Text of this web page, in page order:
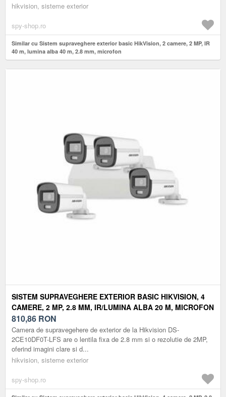
hikvision, sisteme exterior
spy-shop.ro
Similar cu Sistem supraveghere exterior basic HikVision, 2 camere, 2 MP, IR
40 m, lumina alba 40 m, 2.8 mm, microfon
SISTEM SUPRAVEGHERE EXTERIOR BASIC HIKVISION, 4
CAMERE, 2 MP, 2.8 MM, IR/LUMINA ALBA 20 M, MICROFON
810,86 RON
Camera de supravegehere de exterior de la Hikvision DS-
2CE10DF0T-LFS are o lentila fixa de 2.8 mm si o rezolutie de 2MP,
oferind imagini clare si d...
hikvision, sisteme exterior
spy-shop.ro